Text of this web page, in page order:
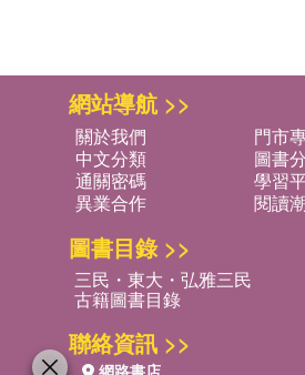
網站導航 >>
關於我們 門市
中文分類
圖書
通關密碼
學習
異業合作
閱讀
圖書目錄 >>
三民・東大・弘雅三民
古籍圖書目錄
聯絡資訊 >>
網路書店